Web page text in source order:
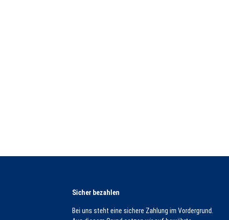
Sicher bezahlen
Bei uns steht eine sichere Zahlung im Vordergrund.